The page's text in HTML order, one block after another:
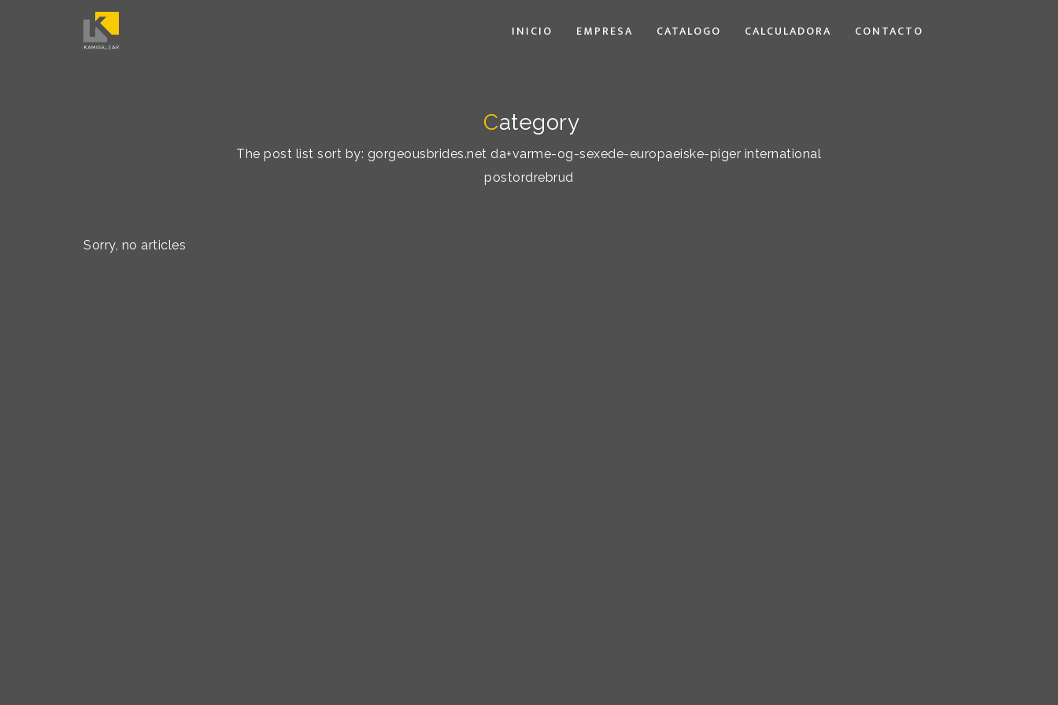
INICIO EMPRESA CATALOGO CALCULADORA CONTACTO
Category
The post list sort by: gorgeousbrides.net da+varme-og-sexede-europaeiske-piger international
postordrebrud
Sorry, no articles